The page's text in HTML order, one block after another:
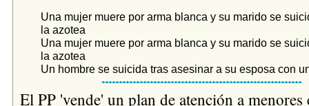
Una mujer muere por arma blanca y su marido se
la azotea
Una mujer muere por arma blanca y su marido se
la azotea
Un hombre se suicida tras asesinar a su esposa con
El PP 'vende' un plan de atención a menores